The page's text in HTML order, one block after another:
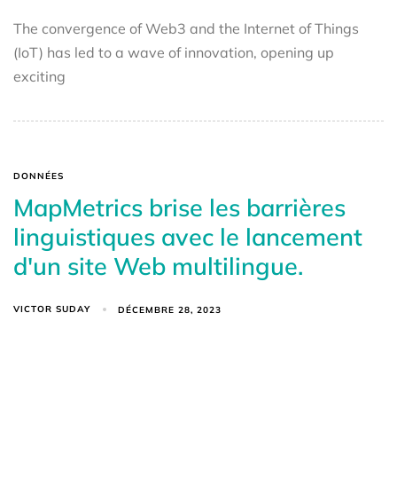
The convergence of Web3 and the Internet of Things
(IoT) has led to a wave of innovation, opening up
exciting
DONNÉES
MapMetrics brise les barrières
linguistiques avec le lancement
d'un site Web multilingue.
VICTOR SUDAY DÉCEMBRE 28, 2023